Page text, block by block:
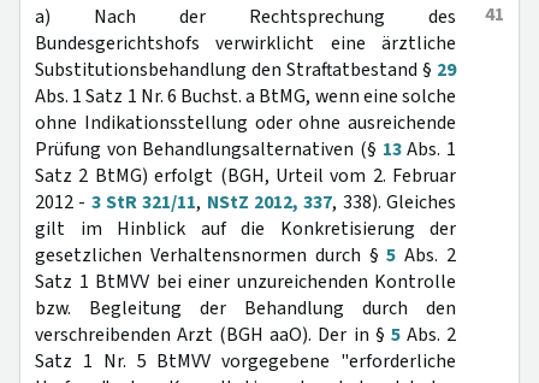
41
a) Nach der Rechtsprechung des
Bundesgerichtshofs verwirklicht eine ärztliche
Substitutionsbehandlung den Straftatbestand § 29
Abs. 1 Satz 1 Nr. 6 Buchst. a BtMG, wenn eine solche
ohne Indikationsstellung oder ohne ausreichende
Prüfung von Behandlungsalternativen (§ 13Abs. 1
Satz 2 BtMG) erfolgt (BGH, Urteil vom 2. Februar
2012 - 3 StR 321/11, NStZ 2012, 337, 338). Gleiches
gilt im Hinblick auf die Konkretisierung der
gesetzlichen Verhaltensnormen durch §5 Abs. 2
Satz 1 BtMVV bei einer unzureichenden Kontrolle
bzw. Begleitung der Behandlung durch den
verschreibenden Arzt (BGH aaO). Der in § 5Abs. 2
Satz 1 Nr. 5 BtMVV vorgegebene "erforderliche